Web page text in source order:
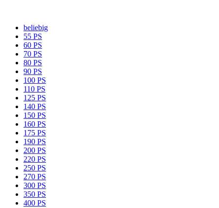
beliebig
55 PS
60 PS
70 PS
80 PS
90 PS
100 PS
110 PS
125 PS
140 PS
150 PS
160 PS
175 PS
190 PS
200 PS
220 PS
250 PS
270 PS
300 PS
350 PS
400 PS